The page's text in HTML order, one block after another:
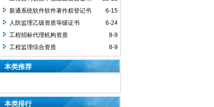
6-15
新通系统软件软件著作权登记书
6-24
人防监理乙级资质等级证书
8-9
工程招标代理机构资质
8-9
工程监理综合资质
本类推荐
本类排行